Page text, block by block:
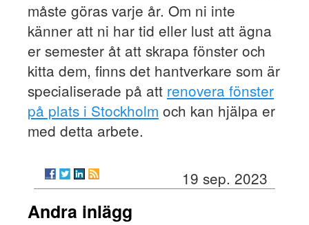
måste göras varje år. Om ni inte
känner att ni har tid eller lust att ägna
er semester åt att skrapa fönster och
kitta dem, finns det hantverkare som är
specialiserade på att renovera fönster
på plats i Stockholm och kan hjälpa er
med detta arbete.
19 sep. 2023
Andra inlägg